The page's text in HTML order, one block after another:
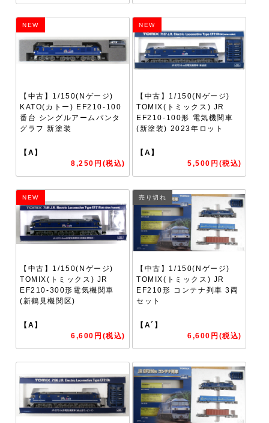
NEW
【中古】1/150(Nゲージ)
KATO(カトー) EF210-100
番台 シングルアームパンタ
グラフ 新塗装
【A】
8,250円(税込)
NEW
【中古】1/150(Nゲージ)
TOMIX(トミックス) JR
EF210-100形 電気機関車
(新塗装) 2023年ロット
【A】
5,500円(税込)
NEW
【中古】1/150(Nゲージ)
TOMIX(トミックス) JR
EF210-300形電気機関車
(新鶴見機関区)
【A】
6,600円(税込)
売り切れ
【中古】1/150(Nゲージ)
TOMIX(トミックス) JR
EF210形 コンテナ列車 3両
セット
【A´】
6,600円(税込)